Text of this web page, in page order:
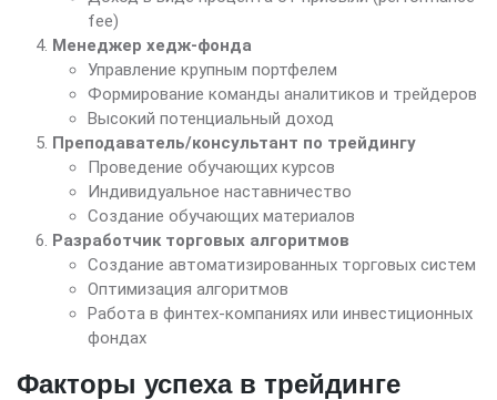
fee)
Менеджер хедж-фонда
Управление крупным портфелем
Формирование команды аналитиков и трейдеров
Высокий потенциальный доход
Преподаватель/консультант по трейдингу
Проведение обучающих курсов
Индивидуальное наставничество
Создание обучающих материалов
Разработчик торговых алгоритмов
Создание автоматизированных торговых систем
Оптимизация алгоритмов
Работа в финтех-компаниях или инвестиционных
фондах
Факторы успеха в трейдинге